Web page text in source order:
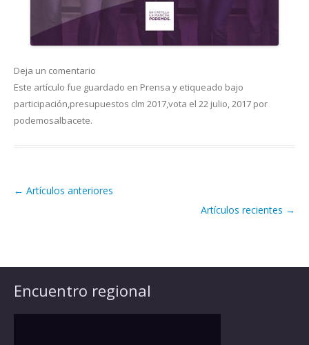
Deja un comentario
Este artículo fue guardado en Prensa y etiqueado bajo
participación presupuestos clm 2017vota el 22 julio, 2017 por
podemosalbacete.
Navegación de artículos
← Artículos anteriores
Artículos recientes →
Encuentro regional